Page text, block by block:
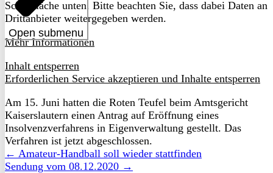
Open submenu
Schaltfläche unten. Bitte beachten Sie, dass dabei Daten an
Drittanbieter weitergegeben werden.
Mehr Informationen
Inhalt entsperren
Erforderlichen Service akzeptieren und Inhalte entsperren
Am 15. Juni hatten die Roten Teufel beim Amtsgericht
Kaiserslautern einen Antrag auf Eröffnung eines
Insolvenzverfahrens in Eigenverwaltung gestellt. Das
Verfahren ist jetzt abgeschlossen.
← Amateur-Handball soll wieder stattfinden
Sendung vom 08.12.2020 →